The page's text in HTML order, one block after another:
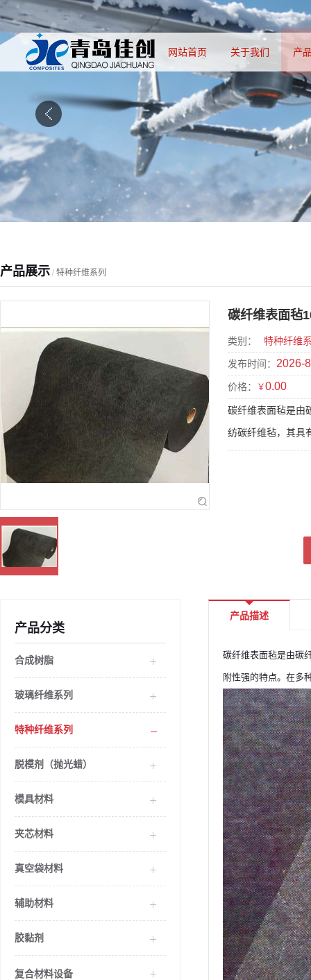
网站首页 关于我们 产
产品展示 / 特种纤维系列
碳纤维表面毡
类别： 特种纤维
发布时间： 2026-
价格： ￥0.00
碳纤维表面毡是由
纺碳纤维毡，其具
产品分类
合成树脂
玻璃纤维系列
特种纤维系列
脱模剂（抛光蜡）
模具材料
夹芯材料
真空袋材料
辅助材料
胶黏剂
复合材料设备
产品描述
碳纤维表面毡是由碳
附性强的特点。在多